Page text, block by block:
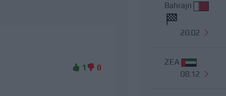
1 0
Bahrajn
20.02
ZEA
08.12